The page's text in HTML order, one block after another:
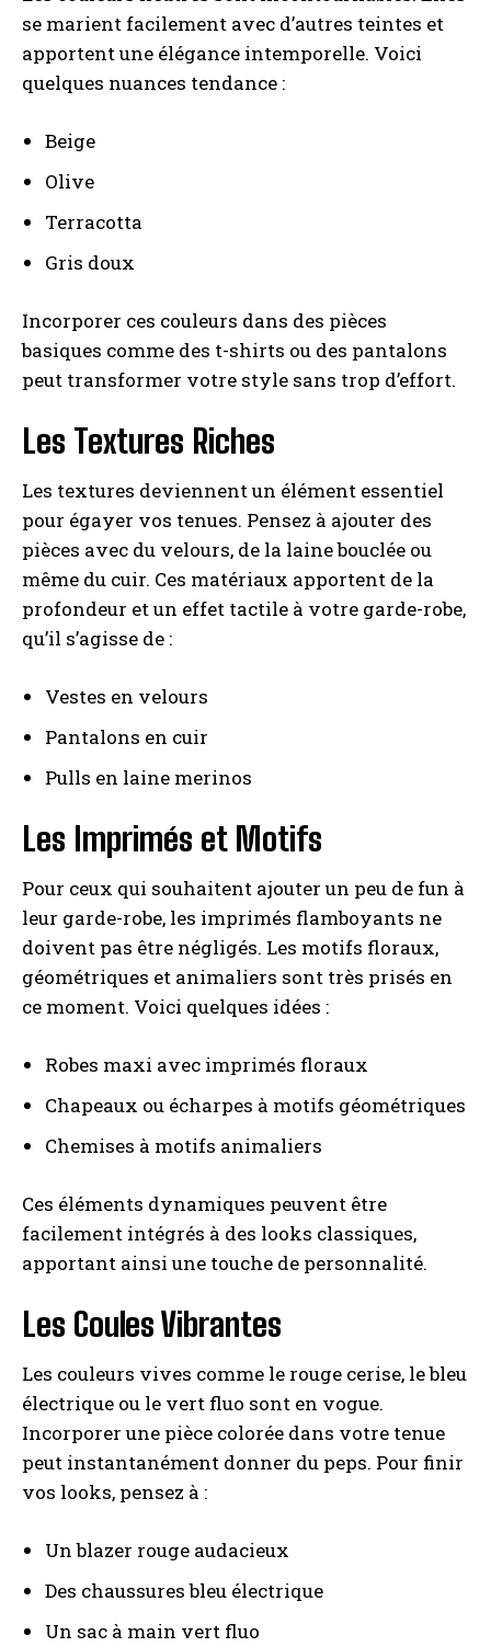
se marient facilement avec d’autres teintes et
apportent une élégance intemporelle. Voici
quelques nuances tendance :
Beige
Olive
Terracotta
Gris doux
Incorporer ces couleurs dans des pièces
basiques comme des t-shirts ou des pantalons
peut transformer votre style sans trop d’effort.
Les Textures Riches
Les textures deviennent un élément essentiel
pour égayer vos tenues. Pensez à ajouter des
pièces avec du velours, de la laine bouclée ou
même du cuir. Ces matériaux apportent de la
profondeur et un effet tactile à votre garde-robe,
qu’il s’agisse de :
Vestes en velours
Pantalons en cuir
Pulls en laine merinos
Les Imprimés et Motifs
Pour ceux qui souhaitent ajouter un peu de fun à
leur garde-robe, les imprimés flamboyants ne
doivent pas être négligés. Les motifs floraux,
géométriques et animaliers sont très prisés en
ce moment. Voici quelques idées :
Robes maxi avec imprimés floraux
Chapeaux ou écharpes à motifs géométriques
Chemises à motifs animaliers
Ces éléments dynamiques peuvent être
facilement intégrés à des looks classiques,
apportant ainsi une touche de personnalité.
Les Coules Vibrantes
Les couleurs vives comme le rouge cerise, le bleu
électrique ou le vert fluo sont en vogue.
Incorporer une pièce colorée dans votre tenue
peut instantanément donner du peps. Pour finir
vos looks, pensez à :
Un blazer rouge audacieux
Des chaussures bleu électrique
Un sac à main vert fluo